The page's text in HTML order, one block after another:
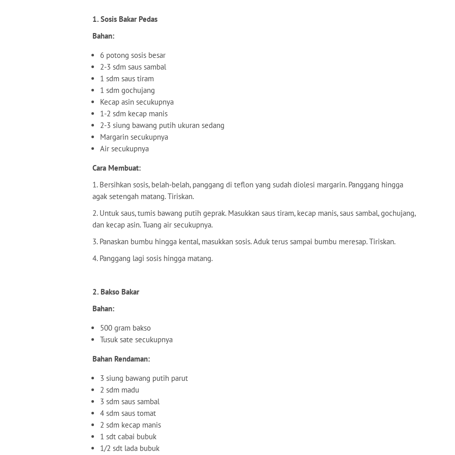
1. Sosis Bakar Pedas
Bahan:
6 potong sosis besar
2-3 sdm saus sambal
1 sdm saus tiram
1 sdm gochujang
Kecap asin secukupnya
1-2 sdm kecap manis
2-3 siung bawang putih ukuran sedang
Margarin secukupnya
Air secukupnya
Cara Membuat:
1. Bersihkan sosis, belah-belah, panggang di teflon yang sudah diolesi margarin. Panggang hingga
agak setengah matang. Tiriskan.
2. Untuk saus, tumis bawang putih geprak. Masukkan saus tiram, kecap manis, saus sambal, gochujang,
dan kecap asin. Tuang air secukupnya.
3. Panaskan bumbu hingga kental, masukkan sosis. Aduk terus sampai bumbu meresap. Tiriskan.
4. Panggang lagi sosis hingga matang.
2. Bakso Bakar
Bahan:
500 gram bakso
Tusuk sate secukupnya
Bahan Rendaman:
3 siung bawang putih parut
2 sdm madu
3 sdm saus sambal
4 sdm saus tomat
2 sdm kecap manis
1 sdt cabai bubuk
1/2 sdt lada bubuk